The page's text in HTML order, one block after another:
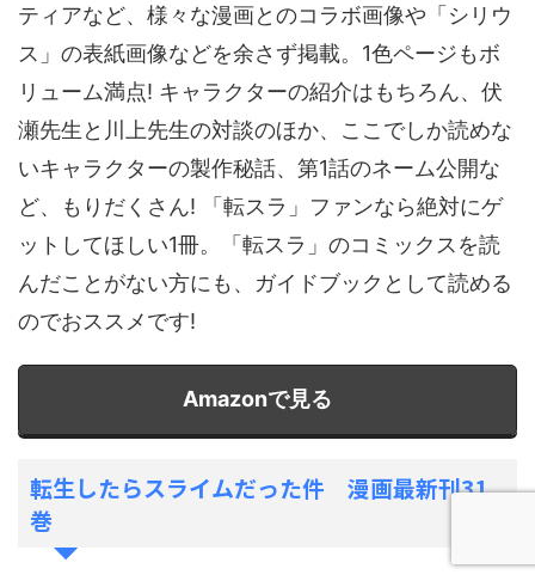
ティアなど、様々な漫画とのコラボ画像や「シリウ
ス」の表紙画像などを余さず掲載。1色ページもボ
リューム満点! キャラクターの紹介はもちろん、伏
瀬先生と川上先生の対談のほか、ここでしか読めな
いキャラクターの製作秘話、第1話のネーム公開な
ど、もりだくさん! 「転スラ」ファンなら絶対にゲ
ットしてほしい1冊。「転スラ」のコミックスを読
んだことがない方にも、ガイドブックとして読める
のでおススメです!
Amazonで見る
転生したらスライムだった件 漫画最新刊31
巻